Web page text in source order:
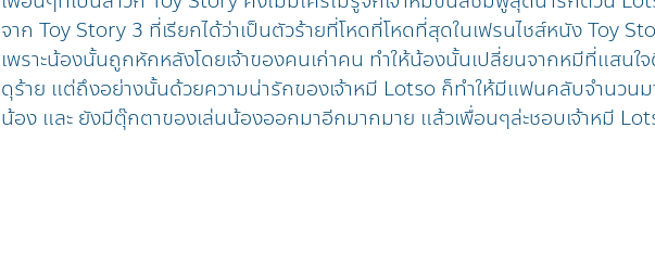
จาก Toy Story 3 ที่เรียกได้ว่าเป็นตัวร้ายที่โหดที่โหดที่สุดในเฟรนไชส์หนัง Toy
เพราะน้องนั้นถูกหักหลังโดยเจ้าของคนเก่าคน ทำให้น้องนั้นเปลี่ยนจากหมีที่แสนใ
ดุร้าย แต่ถึงอย่างนั้นด้วยความน่ารักของเจ้าหมี Lotso ก็ทำให้มีแฟนคลับจำนวน
น้อง และ ยังมีตุ๊กตาของเล่นน้องออกมาอีกมากมาย แล้วเพื่อนๆล่ะชอบเจ้าหมี